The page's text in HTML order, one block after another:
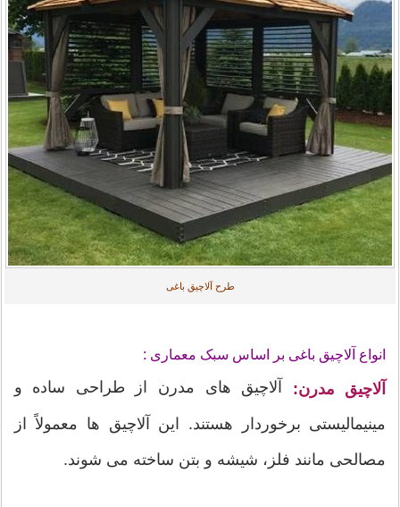
طرح آلاچیق باغی
انواع آلاچیق باغی بر اساس سبک معماری :
آلاچیق مدرن: آلاچیق های مدرن از طراحی ساده و
مینیمالیستی برخوردار هستند. این آلاچیق ها معمولاً از
مصالحی مانند فلز، شیشه و بتن ساخته می شوند.